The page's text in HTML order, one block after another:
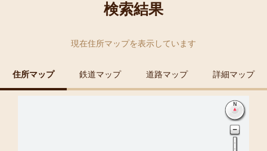
検索結果
現在住所マップを表示しています
住所マップ 鉄道マップ 道路マップ 詳細マップ